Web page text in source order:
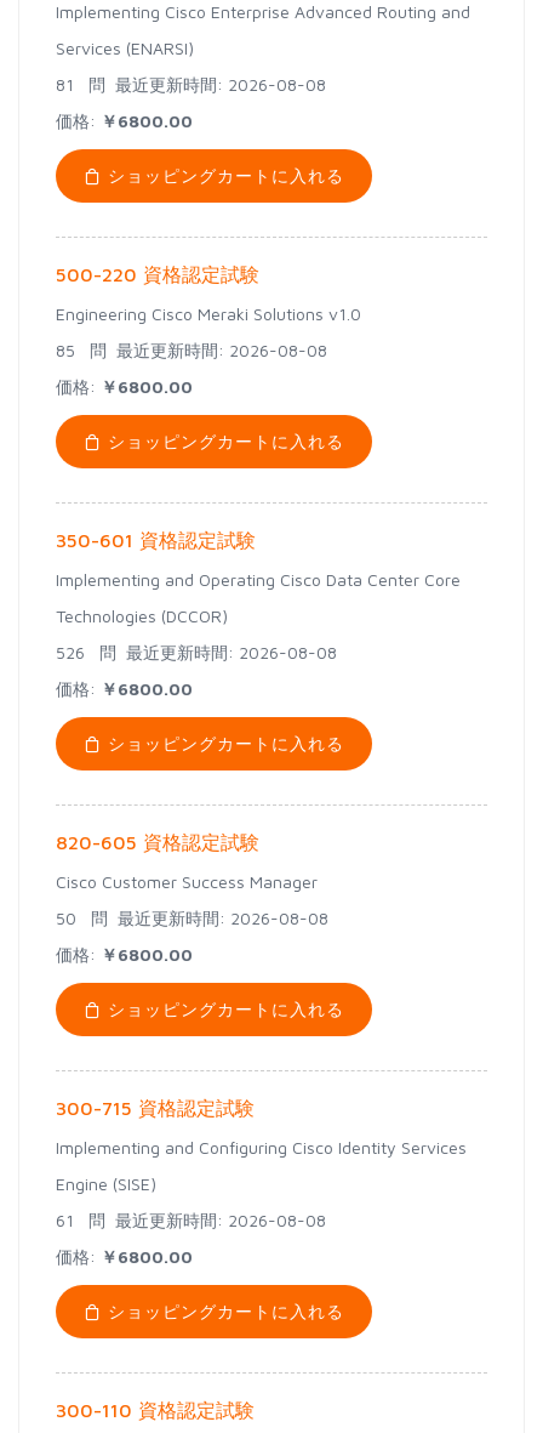
Implementing Cisco Enterprise Advanced Routing and
Services (ENARSI)
81 問 最近更新時間: 2026-08-08
価格: ￥6800.00
ショッピングカートに入れる
500-220 資格認定試験
Engineering Cisco Meraki Solutions v1.0
85 問 最近更新時間: 2026-08-08
価格: ￥6800.00
ショッピングカートに入れる
350-601 資格認定試験
Implementing and Operating Cisco Data Center Core
Technologies (DCCOR)
526 問 最近更新時間: 2026-08-08
価格: ￥6800.00
ショッピングカートに入れる
820-605 資格認定試験
Cisco Customer Success Manager
50 問 最近更新時間: 2026-08-08
価格: ￥6800.00
ショッピングカートに入れる
300-715 資格認定試験
Implementing and Configuring Cisco Identity Services
Engine (SISE)
61 問 最近更新時間: 2026-08-08
価格: ￥6800.00
ショッピングカートに入れる
300-110 資格認定試験